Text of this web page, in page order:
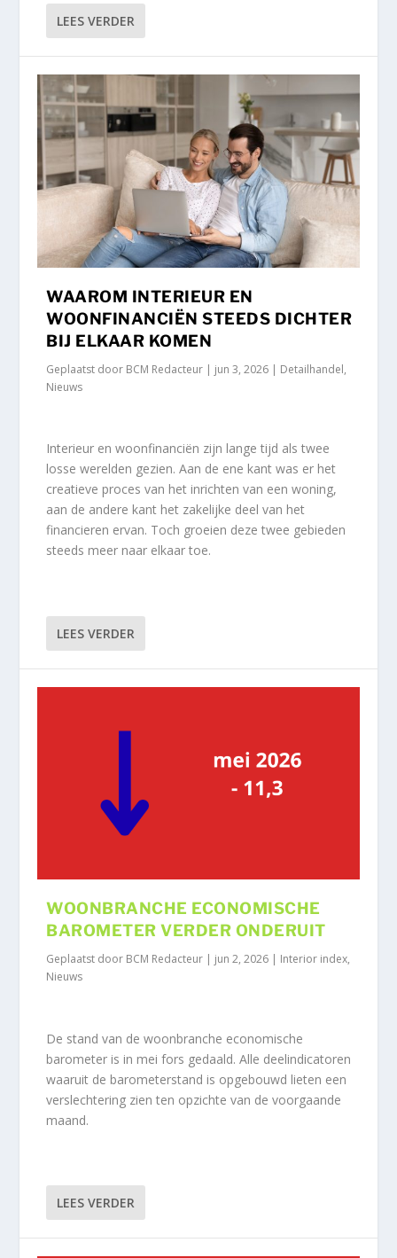
LEES VERDER
WAAROM INTERIEUR EN
WOONFINANCIËN STEEDS DICHTER
BIJ ELKAAR KOMEN
Geplaatst door BCM Redacteur | jun 3, 2026 | Detailhandel,
Nieuws
Interieur en woonfinanciën zijn lange tijd als twee
losse werelden gezien. Aan de ene kant was er het
creatieve proces van het inrichten van een woning,
aan de andere kant het zakelijke deel van het
financieren ervan. Toch groeien deze twee gebieden
steeds meer naar elkaar toe.
LEES VERDER
WOONBRANCHE ECONOMISCHE
BAROMETER VERDER ONDERUIT
Geplaatst door BCM Redacteur | jun 2, 2026 | Interior index,
Nieuws
De stand van de woonbranche economische
barometer is in mei fors gedaald. Alle deelindicatoren
waaruit de barometerstand is opgebouwd lieten een
verslechtering zien ten opzichte van de voorgaande
maand.
LEES VERDER